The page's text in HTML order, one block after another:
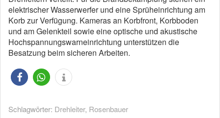
elektrischer Wasserwerfer und eine Sprüheinrichtung am
Korb zur Verfügung. Kameras an Korbfront, Korbboden
und am Gelenkteil sowie eine optische und akustische
Hochspannungswarneinrichtung unterstützen die
Besatzung beim sicheren Arbeiten.
Schlagwörter: Drehleiter, Rosenbauer